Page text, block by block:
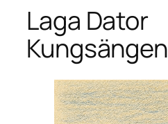
Laga Dator
Kungsängen